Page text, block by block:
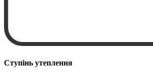
Ступінь утеплення